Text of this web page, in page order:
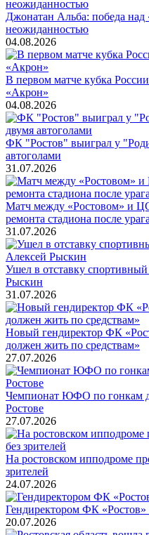
Джонатан Альба: победа над
неожиданностью
04.08.2026
В первом матче кубка
«Акрон»
04.08.2026
ФК "Ростов" выиграл у
автоголами
31.07.2026
Матч между «Ростовом» и
ремонта стадиона после
31.07.2026
Ушел в отставку
Рыскин
31.07.2026
Новый гендиректор ФК
должен жить по средствам»
27.07.2026
Чемпионат ЮФО по гонкам
Ростове
27.07.2026
На ростовском ипподроме
зрителей
24.07.2026
Гендиректором ФК «Ростов»
20.07.2026